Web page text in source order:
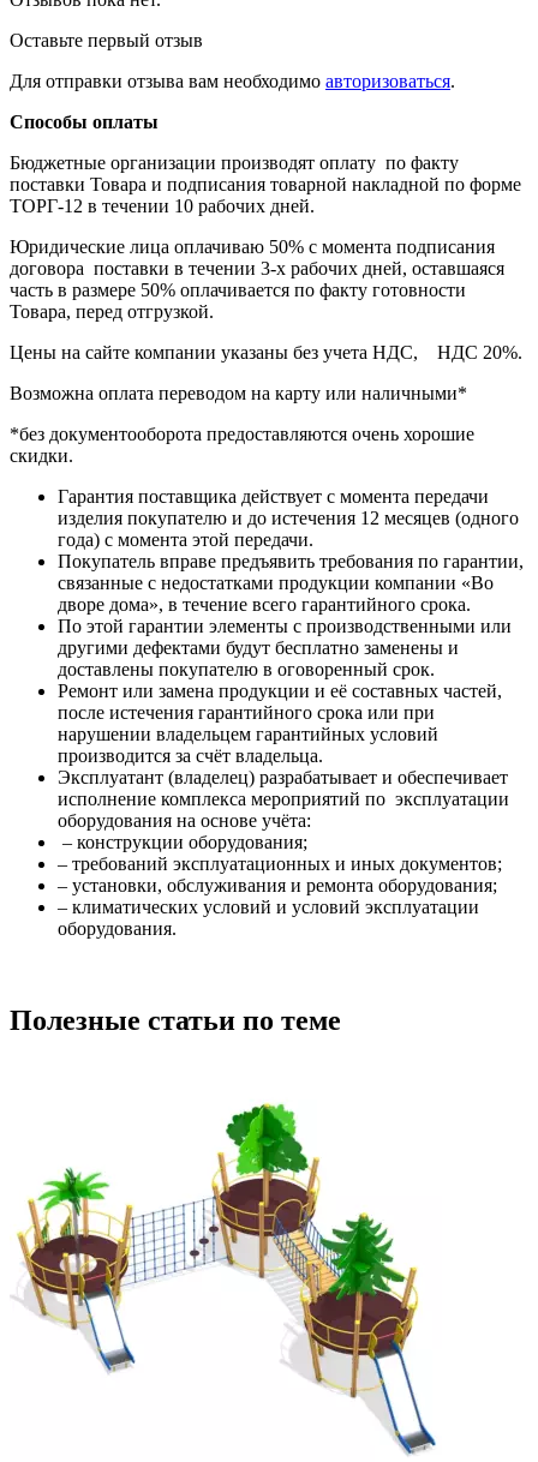
Оставьте первый отзыв
Для отправки отзыва вам необходимо авторизоваться.
Способы оплаты
Бюджетные организации производят оплату по факту
поставки Товара и подписания товарной накладной по форме
ТОРГ-12 в течении 10 рабочих дней.
Юридические лица оплачиваю 50% с момента подписания
договора поставки в течении 3-х рабочих дней, оставшаяся
часть в размере 50% оплачивается по факту готовности
Товара, перед отгрузкой.
Цены на сайте компании указаны без учета НДС, НДС 20%.
Возможна оплата переводом на карту или наличными*
*без документооборота предоставляются очень хорошие
скидки.
Гарантия поставщика действует с момента передачи
изделия покупателю и до истечения 12 месяцев (одного
года) с момента этой передачи.
Покупатель вправе предъявить требования по гарантии,
связанные с недостатками продукции компании «Во
дворе дома», в течение всего гарантийного срока.
По этой гарантии элементы с производственными или
другими дефектами будут бесплатно заменены и
доставлены покупателю в оговоренный срок.
Ремонт или замена продукции и её составных частей,
после истечения гарантийного срока или при
нарушении владельцем гарантийных условий
производится за счёт владельца.
Эксплуатант (владелец) разрабатывает и обеспечивает
исполнение комплекса мероприятий по эксплуатации
оборудования на основе учёта:
– конструкции оборудования;
– требований эксплуатационных и иных документов;
– установки, обслуживания и ремонта оборудования;
– климатических условий и условий эксплуатации
оборудования.
Полезные статьи по теме